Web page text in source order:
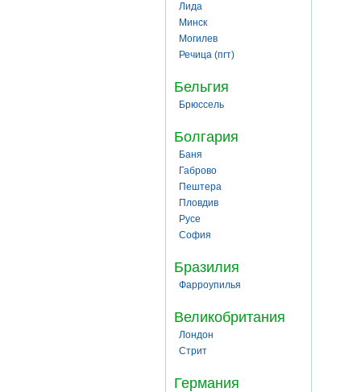
Лида
Минск
Могилев
Речица (пгт)
Бельгия
Брюссель
Болгария
Баня
Габрово
Пештера
Пловдив
Русе
София
Бразилия
Фарроупилья
Великобритания
Лондон
Стрит
Германия